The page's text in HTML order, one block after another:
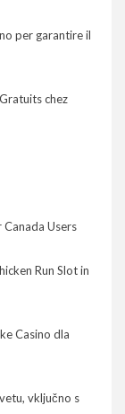
per garantire il
chez
Users
Run Slot in
Casino dla
vključno s